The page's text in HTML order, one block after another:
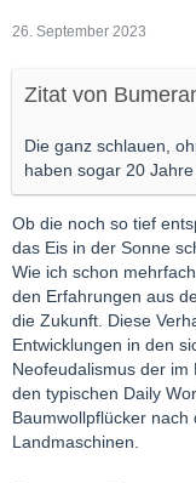
26. September 2023
Zitat von
Die ganz schlauen,
haben sogar 20
Ob die noch so tief
das Eis in der Sonne
Wie ich schon
den Erfahrungen aus
die Zukunft. Diese
Entwicklungen in den
Neofeudalismus der
den typischen Daily
Baumwollpflücker
Landmaschinen.